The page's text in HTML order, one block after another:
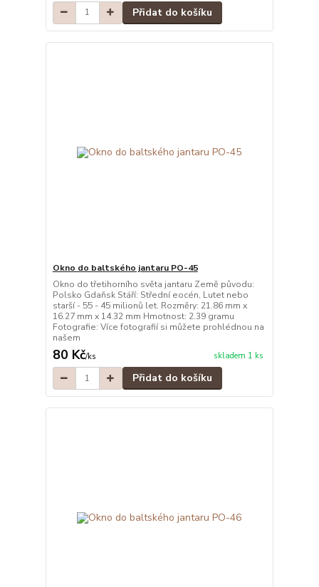
Přidat do košíku
Okno do baltského jantaru PO-45
Okno do třetihorního světa jantaru Země původu:
Polsko Gdaňsk Stáří: Střední eocén, Lutet nebo
starší - 55 - 45 milionů let. Rozměry: 21.86 mm x
16.27 mm x 14.32 mm Hmotnost: 2.39 gramu
Fotografie: Více fotografií si můžete prohlédnou na
našem
80 Kč/ks skladem 1 ks
Přidat do košíku